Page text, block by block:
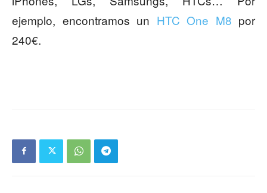
ejemplo, encontramos un HTC One M8 por
240€.